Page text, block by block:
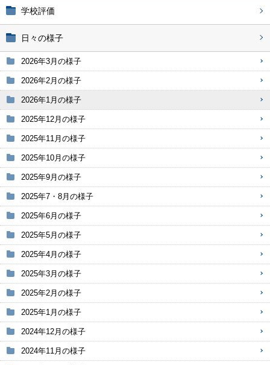
学校評価
日々の様子
2026年3月の様子
2026年2月の様子
2026年1月の様子
2025年12月の様子
2025年11月の様子
2025年10月の様子
2025年9月の様子
2025年7・8月の様子
2025年6月の様子
2025年5月の様子
2025年4月の様子
2025年3月の様子
2025年2月の様子
2025年1月の様子
2024年12月の様子
2024年11月の様子